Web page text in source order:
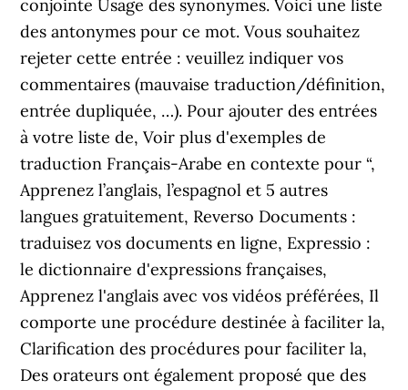
conjointe Usage des synonymes. Voici une liste
des antonymes pour ce mot. Vous souhaitez
rejeter cette entrée : veuillez indiquer vos
commentaires (mauvaise traduction/définition,
entrée dupliquée, …). Pour ajouter des entrées
à votre liste de, Voir plus d'exemples de
traduction Français-Arabe en contexte pour “,
Apprenez l’anglais, l’espagnol et 5 autres
langues gratuitement, Reverso Documents :
traduisez vos documents en ligne, Expressio :
le dictionnaire d'expressions françaises,
Apprenez l'anglais avec vos vidéos préférées, Il
comporte une procédure destinée à faciliter la,
Clarification des procédures pour faciliter la,
Des orateurs ont également proposé que des